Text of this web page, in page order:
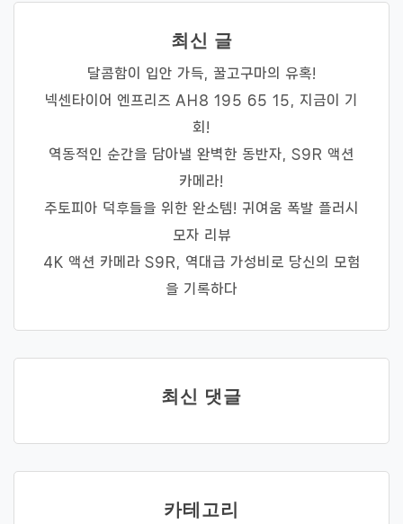
최신 글
달콤함이 입안 가득, 꿀고구마의 유혹!
넥센타이어 엔프리즈 AH8 195 65 15, 지금이 기
회!
역동적인 순간을 담아낼 완벽한 동반자, S9R 액션
카메라!
주토피아 덕후들을 위한 완소템! 귀여움 폭발 플러시
모자 리뷰
4K 액션 카메라 S9R, 역대급 가성비로 당신의 모험
을 기록하다
최신 댓글
카테고리